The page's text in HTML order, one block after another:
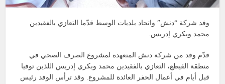
وفد شركة “دنش” واتحاد بلديات الوسط قدّما التعازي بالفقيدين
محمد وبكري إدريس.
قدّم وفد من شركة دنش المتعهدة لمشروع الصرف الصحي في
منطقة القيطع، التعازي بالفقيدين محمد وبكري إدريس اللذين توفيا
قبل أيام في أعمال الحفر العائدة للمشروع. وقد ترأس الوفد رئيس